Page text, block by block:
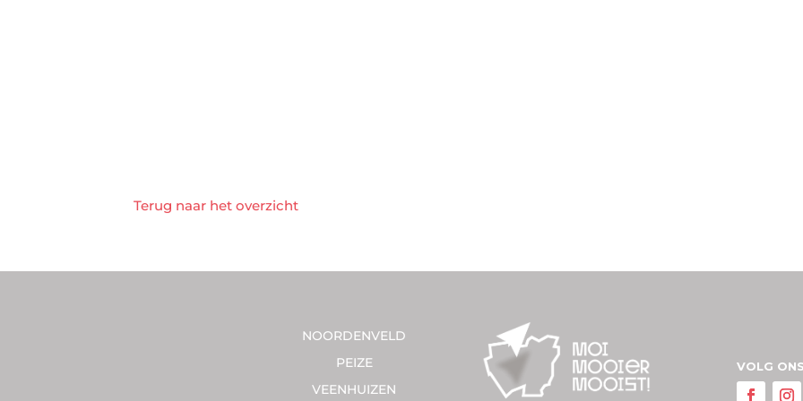
Terug naar het overzicht
NOORDENVELD
PEIZE
VEENHUIZEN
VOLG